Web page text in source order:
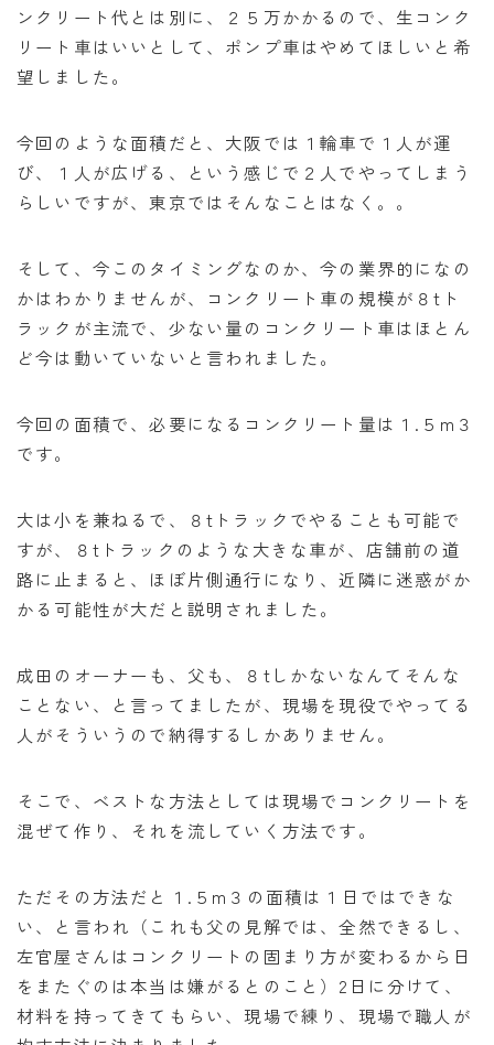
ンクリート代とは別に、２５万かかるので、生コンク
リート車はいいとして、ポンプ車はやめてほしいと希
望しました。
今回のような面積だと、大阪では１輪車で１人が運
び、１人が広げる、という感じで２人でやってしまう
らしいですが、東京ではそんなことはなく。。
そして、今このタイミングなのか、今の業界的になの
かはわかりませんが、コンクリート車の規模が８tト
ラックが主流で、少ない量のコンクリート車はほとん
ど今は動いていないと言われました。
今回の面積で、必要になるコンクリート量は１.５m３
です。
大は小を兼ねるで、８tトラックでやることも可能で
すが、８tトラックのような大きな車が、店舗前の道
路に止まると、ほぼ片側通行になり、近隣に迷惑がか
かる可能性が大だと説明されました。
成田のオーナーも、父も、８tしかないなんてそんな
ことない、と言ってましたが、現場を現役でやってる
人がそういうので納得するしかありません。
そこで、ベストな方法としては現場でコンクリートを
混ぜて作り、それを流していく方法です。
ただその方法だと１.５m３の面積は１日ではできな
い、と言われ（これも父の見解では、全然できるし、
左官屋さんはコンクリートの固まり方が変わるから日
をまたぐのは本当は嫌がるとのこと）2日に分けて、
材料を持ってきてもらい、現場で練り、現場で職人が